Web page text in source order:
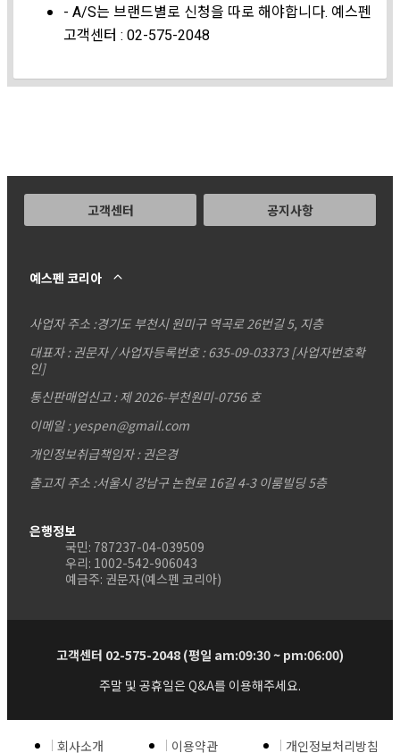
- A/S는 브랜드별로 신청을 따로 해야합니다. 예스펜
고객센터 : 02-575-2048
고객센터 공지사항
예스펜 코리아
사업자 주소 :경기도 부천시 원미구 역곡로 26번길 5, 지층
대표자 : 권문자 / 사업자등록번호 : 635-09-03373[사업자번호확
인]
통신판매업신고 : 제 2026-부천원미-0756 호
이메일 : yespen@gmail.com
개인정보취급책임자 : 권은경
출고지 주소 :서울시 강남구 논현로 16길 4-3 이룸빌딩 5층
은행정보
국민: 787237-04-039509
우리: 1002-542-906043
예금주: 권문자(예스펜 코리아)
고객센터 02-575-2048 (평일 am:09:30 ~ pm:06:00)
주말 및 공휴일은 Q&A를 이용해주세요.
회사소개 이용약관 개인정보처리방침